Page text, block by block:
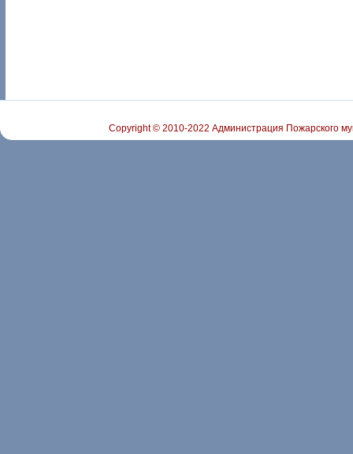
Copyright © 2010-2022 Администрация Пожарского